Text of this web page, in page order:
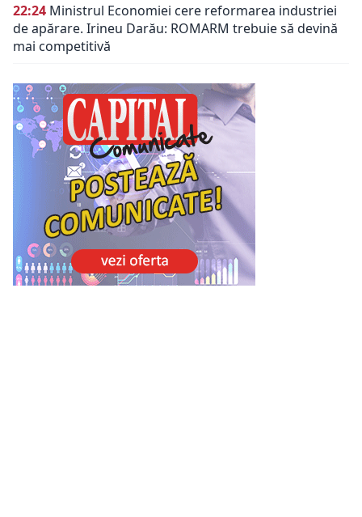
22:24 Ministrul Economiei cere reformarea industriei
de apărare. Irineu Darău: ROMARM trebuie să devină
mai competitivă